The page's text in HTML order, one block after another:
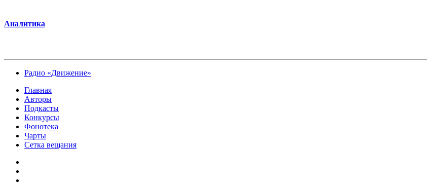
Аналитика
Радио «Движение»
Главная
Авторы
Подкасты
Конкурсы
Фонотека
Чарты
Сетка вещания